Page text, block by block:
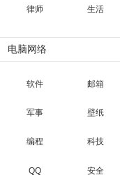
律师 生活
电脑网络
软件 邮箱
军事 壁纸
编程 科技
QQ 安全